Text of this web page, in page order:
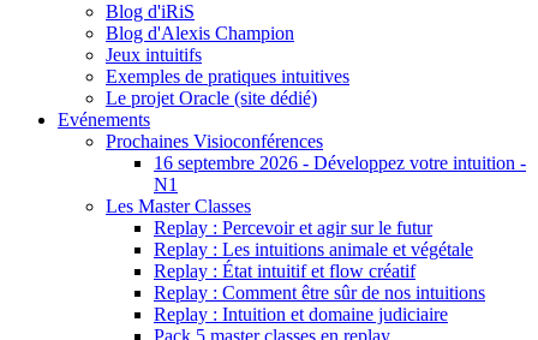
Blog d'iRiS
Blog d'Alexis Champion
Jeux intuitifs
Exemples de pratiques intuitives
Le projet Oracle (site dédié)
Evénements
Prochaines Visioconférences
16 septembre 2026 - Développez votre intuition -
N1
Les Master Classes
Replay : Percevoir et agir sur le futur
Replay : Les intuitions animale et végétale
Replay : État intuitif et flow créatif
Replay : Comment être sûr de nos intuitions
Replay : Intuition et domaine judiciaire
Pack 5 master classes en replay